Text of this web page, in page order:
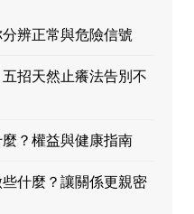
辨正常與危險信號
招天然止癢法告別不
？權益與健康指南
什麼？讓關係更親密